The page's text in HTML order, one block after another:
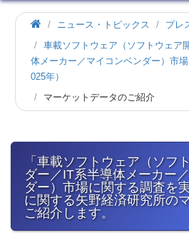
ホ
ー
ニュース・トピックス
プレ
車載ソフトウェア（ソフトウェア
体メーカー／マイコンベンダー）市
025年）
マーケットデータのご紹介
「車載ソフトウェア（ソフ
ダー／IT系半導体メーカー
ダー）市場に関する調査を
に関する矢野経済研究所の
ご紹介します。